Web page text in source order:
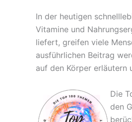
In der heutigen
Vitamine und
liefert, greifen viele
ausführlichen Beitrag
auf den Körper erläutern
Die
den